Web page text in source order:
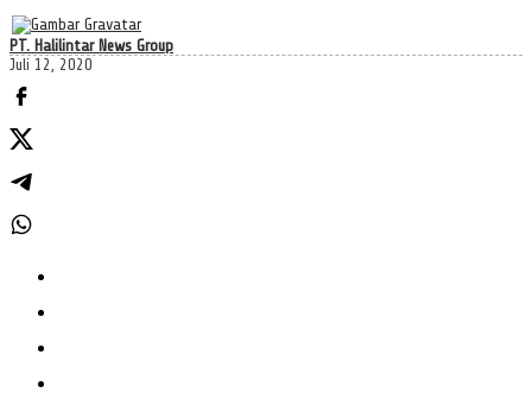
PT. Halilintar News Group
Juli 12, 2020